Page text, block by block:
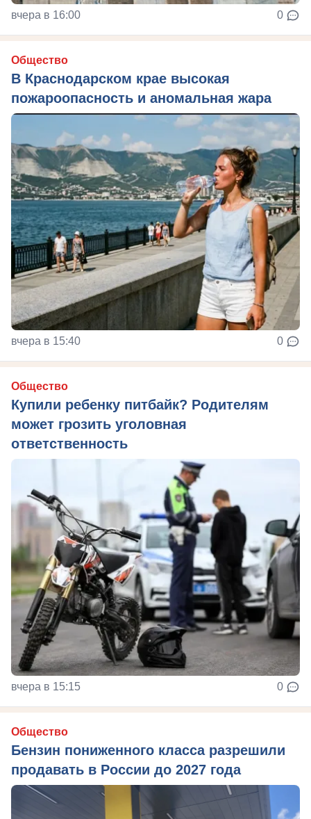
вчера в 16:00 0
Общество
В Краснодарском крае высокая
пожароопасность и аномальная жара
вчера в 15:40 0
Общество
Купили ребенку питбайк? Родителям
может грозить уголовная
ответственность
вчера в 15:15 0
Общество
Бензин пониженного класса разрешили
продавать в России до 2027 года